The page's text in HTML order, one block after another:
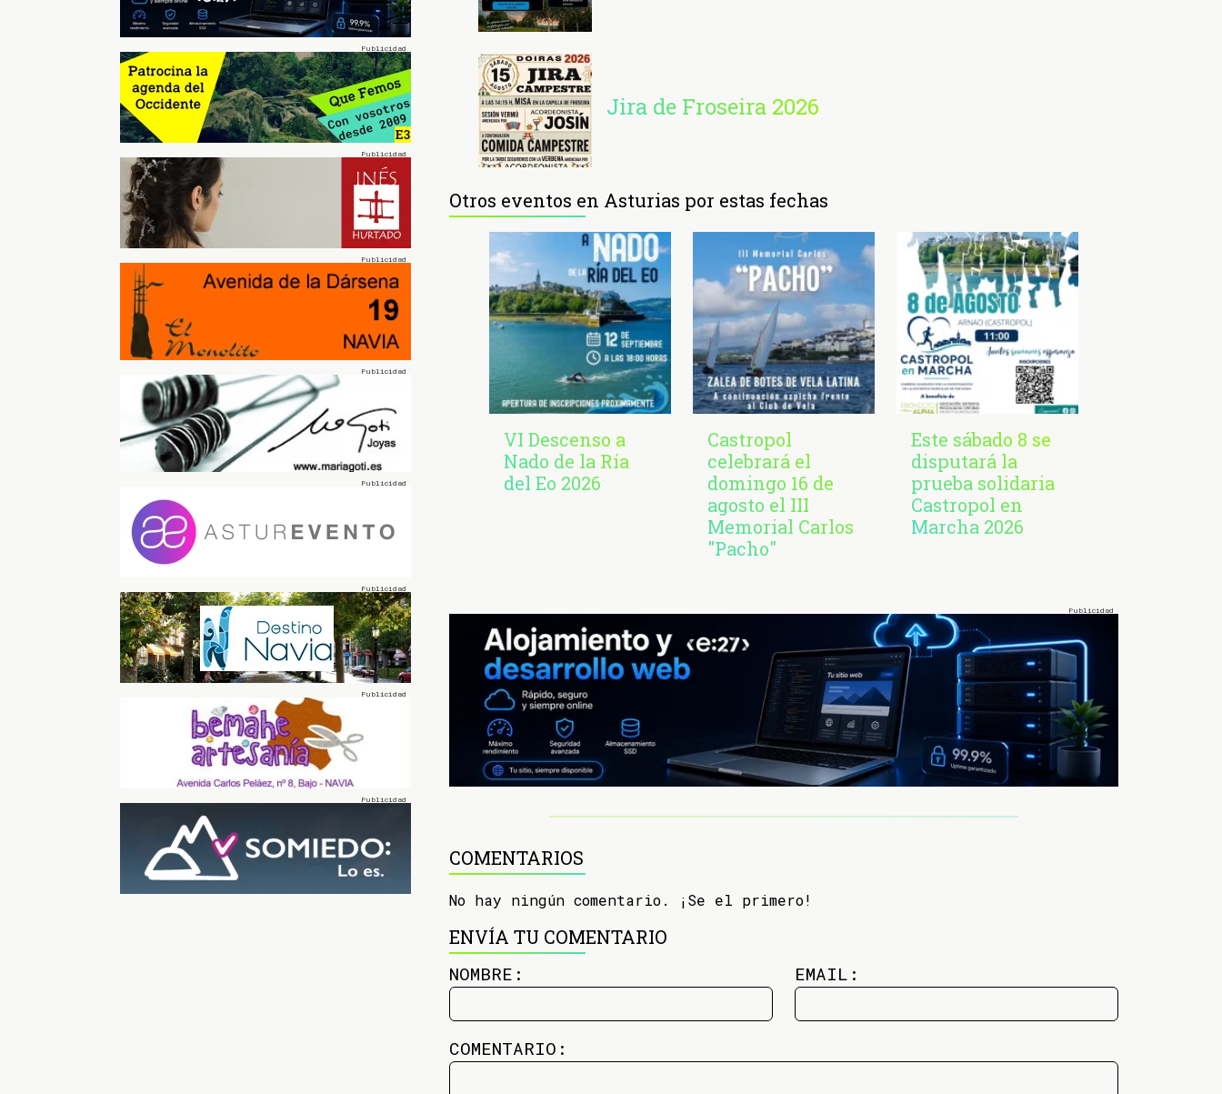
Jira de Froseira 2026
Otros eventos en Asturias por estas fechas
VI Descenso a
Nado de la Ría
del Eo 2026
Castropol
celebrará el
domingo 16 de
agosto el III
Memorial Carlos
"Pacho"
Este sábado 8 se
disputará la
prueba solidaria
Castropol en
Marcha 2026
COMENTARIOS
No hay ningún comentario. ¡Se el primero!
ENVÍA TU COMENTARIO
NOMBRE: EMAIL:
COMENTARIO: